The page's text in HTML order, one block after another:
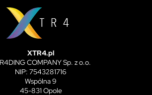
XTR4.pl
COMPANY Sp. z o.o.
NIP: 7543281716
Wspólna 9
45-831 Opole